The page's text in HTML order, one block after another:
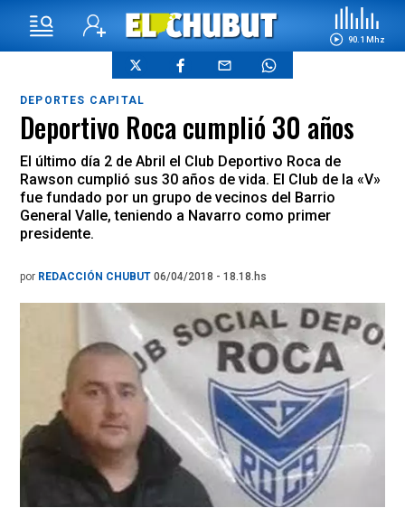
90.1 Mhz
DEPORTES CAPITAL
Deportivo Roca cumplió 30 años
El último día 2 de Abril el Club Deportivo Roca de
Rawson cumplió sus 30 años de vida. El Club de la «V»
fue fundado por un grupo de vecinos del Barrio
General Valle, teniendo a Navarro como primer
presidente.
por REDACCIÓN CHUBUT 06/04/2018 - 18.18.hs